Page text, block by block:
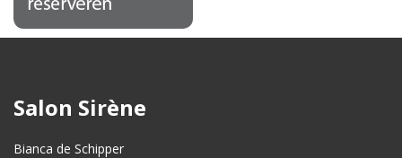
Salon Sirène
Bianca de Schipper